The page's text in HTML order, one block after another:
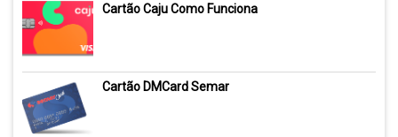
Cartão Caju Como Funciona
Cartão DMCard Semar